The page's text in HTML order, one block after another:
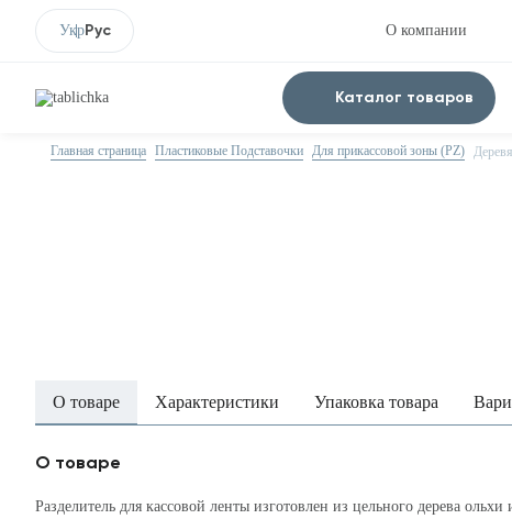
УкрРус О компании
Каталог товаров
Главная страница Пластиковые Подставочки Для прикассовой зоны (PZ)
О товаре Характеристики Упаковка товара
О товаре
Разделитель для кассовой ленты изготовлен из цельного дерева